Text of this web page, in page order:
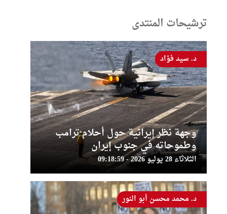
ترشيحات المنتدى
وجهة نظر إيرانية حول أحلام ترامب
وطموحاته في جنوب إيران
الثلاثاء 28 يوليو 2026 - 09:18:59
د. سيد فؤاد
د. محمد محسن أبو النور